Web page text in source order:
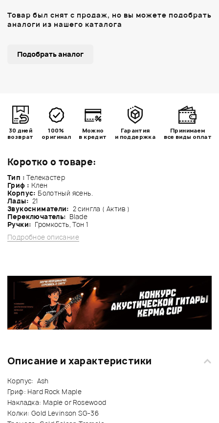
Коротко о товаре:
Тип : Телекастер
Гриф : Клен
Корпус: Болотный ясень.
Лады: 21
Звукосниматели: 2 сингла ( Актив )
Переключатель: Blade
Ручки: Громкость, Тон 1
Подробное описание
Товар был снят с продаж, но вы можете подобрать
аналоги из нашего каталога
Подобрать аналог
30 дней
возврат
100%
оригинал
Можно
в кредит
Гарантия
и поддержка
Принимаем
все виды оплат
Описание и характеристики
Корпус: Ash
Гриф: Hard Rock Maple
Накладка: Maple or Rosewood
Колки: Gold Levinson SG-36